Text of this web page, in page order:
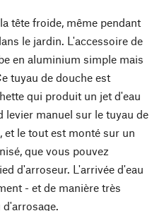
tête froide, même pendant
le jardin. L'accessoire de
en aluminium simple mais
tuyau de douche est
qui produit un jet d'eau
levier manuel sur le tuyau de
et le tout est monté sur un
que vous pouvez
d'arroseur. L'arrivée d'eau
- et de manière très